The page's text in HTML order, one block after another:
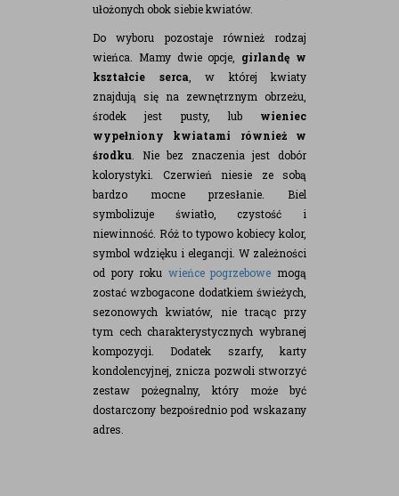
ułożonych obok siebie kwiatów.
Do wyboru pozostaje również rodzaj
wieńca. Mamy dwie opcje, girlandę w
kształcie serca , w której kwiaty
znajdują się na zewnętrznym obrzeżu,
środek jest pusty, lub wieniec
wypełniony kwiatami również w
środku
Nie bez znaczenia jest dobór
kolorystyki. Czerwień niesie ze sobą
bardzo mocne przesłanie. Biel
symbolizuje światło, czystość i
niewinność. Róż to typowo kobiecy kolor,
symbol wdzięku i elegancji. W zależności
od pory roku wieńce pogrzebowe mogą
zostać wzbogacone dodatkiem świeżych,
sezonowych kwiatów, nie tracąc przy
tym cech charakterystycznych wybranej
kompozycji. Dodatek szarfy, karty
kondolencyjnej, znicza pozwoli stworzyć
zestaw pożegnalny, który może być
dostarczony bezpośrednio pod wskazany
adres.